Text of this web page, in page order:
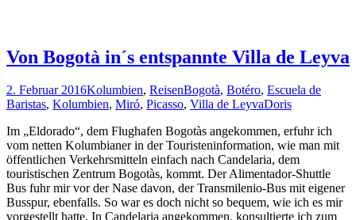
Von Bogotà in´s entspannte Villa de Leyva
2. Februar 2016Kolumbien, ReisenBogotà, Botéro, Escuela de
Baristas, Kolumbien, Miró, Picasso, Villa de LeyvaDoris
Im „Eldorado“, dem Flughafen Bogotàs angekommen, erfuhr ich
vom netten Kolumbianer in der Touristeninformation, wie man mit
öffentlichen Verkehrsmitteln einfach nach Candelaria, dem
touristischen Zentrum Bogotàs, kommt. Der Alimentador-Shuttle
Bus fuhr mir vor der Nase davon, der Transmilenio-Bus mit eigener
Busspur, ebenfalls. So war es doch nicht so bequem, wie ich es mir
vorgestellt hatte. In Candelaria angekommen, konsultierte ich zum